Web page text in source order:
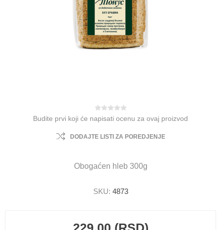
Budite prvi koji će napisati ocenu za ovaj proizvod
DODAJTE LISTI ZA POREDJENJE
Obogaćen hleb 300g
SKU: 4873